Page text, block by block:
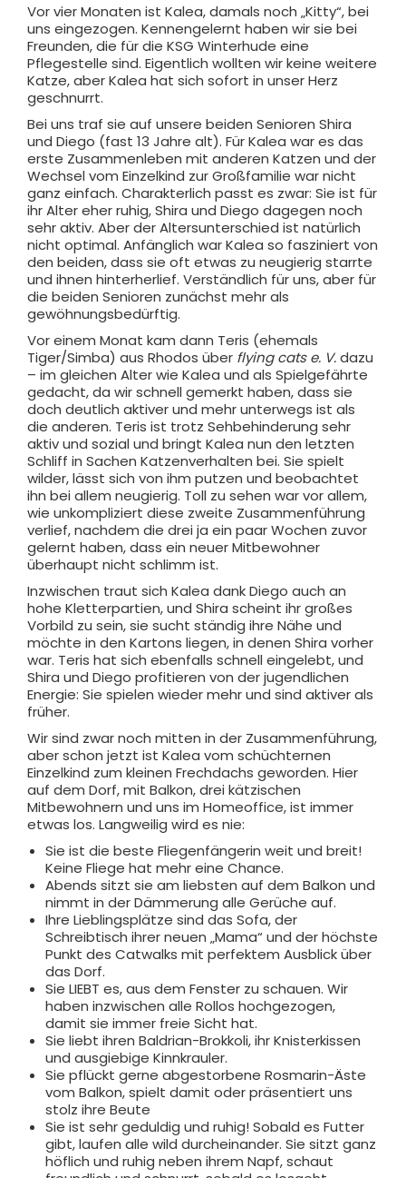
Vor vier Monaten ist Kalea, damals noch „Kitty“, bei
uns eingezogen. Kennengelernt haben wir sie bei
Freunden, die für die KSG Winterhude eine
Pflegestelle sind. Eigentlich wollten wir keine weitere
Katze, aber Kalea hat sich sofort in unser Herz
geschnurrt.
Bei uns traf sie auf unsere beiden Senioren Shira
und Diego (fast 13 Jahre alt). Für Kalea war es das
erste Zusammenleben mit anderen Katzen und der
Wechsel vom Einzelkind zur Großfamilie war nicht
ganz einfach. Charakterlich passt es zwar: Sie ist für
ihr Alter eher ruhig, Shira und Diego dagegen noch
sehr aktiv. Aber der Altersunterschied ist natürlich
nicht optimal. Anfänglich war Kalea so fasziniert von
den beiden, dass sie oft etwas zu neugierig starrte
und ihnen hinterherlief. Verständlich für uns, aber für
die beiden Senioren zunächst mehr als
gewöhnungsbedürftig.
Vor einem Monat kam dann Teris (ehemals
Tiger/Simba) aus Rhodos über flying cats e. V.dazu
– im gleichen Alter wie Kalea und als Spielgefährte
gedacht, da wir schnell gemerkt haben, dass sie
doch deutlich aktiver und mehr unterwegs ist als
die anderen. Teris ist trotz Sehbehinderung sehr
aktiv und sozial und bringt Kalea nun den letzten
Schliff in Sachen Katzenverhalten bei. Sie spielt
wilder, lässt sich von ihm putzen und beobachtet
ihn bei allem neugierig. Toll zu sehen war vor allem,
wie unkompliziert diese zweite Zusammenführung
verlief, nachdem die drei ja ein paar Wochen zuvor
gelernt haben, dass ein neuer Mitbewohner
überhaupt nicht schlimm ist.
Inzwischen traut sich Kalea dank Diego auch an
hohe Kletterpartien, und Shira scheint ihr großes
Vorbild zu sein, sie sucht ständig ihre Nähe und
möchte in den Kartons liegen, in denen Shira vorher
war. Teris hat sich ebenfalls schnell eingelebt, und
Shira und Diego profitieren von der jugendlichen
Energie: Sie spielen wieder mehr und sind aktiver als
früher.
Wir sind zwar noch mitten in der Zusammenführung,
aber schon jetzt ist Kalea vom schüchternen
Einzelkind zum kleinen Frechdachs geworden. Hier
auf dem Dorf, mit Balkon, drei kätzischen
Mitbewohnern und uns im Homeoffice, ist immer
etwas los. Langweilig wird es nie:
Sie ist die beste Fliegenfängerin weit und breit!
Keine Fliege hat mehr eine Chance.
Abends sitzt sie am liebsten auf dem Balkon und
nimmt in der Dämmerung alle Gerüche auf.
Ihre Lieblingsplätze sind das Sofa, der
Schreibtisch ihrer neuen „Mama“ und der höchste
Punkt des Catwalks mit perfektem Ausblick über
das Dorf.
Sie LIEBT es, aus dem Fenster zu schauen. Wir
haben inzwischen alle Rollos hochgezogen,
damit sie immer freie Sicht hat.
Sie liebt ihren Baldrian-Brokkoli, ihr Knisterkissen
und ausgiebige Kinnkrauler.
Sie pflückt gerne abgestorbene Rosmarin-Äste
vom Balkon, spielt damit oder präsentiert uns
stolz ihre Beute
Sie ist sehr geduldig und ruhig! Sobald es Futter
gibt, laufen alle wild durcheinander. Sie sitzt ganz
höflich und ruhig neben ihrem Napf, schaut